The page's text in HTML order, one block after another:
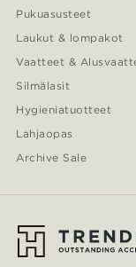
Pukuasusteet
Laukut & lompakot
Vaatteet &
Silmälasit
Hygieniatuotteet
Lahjaopas
Archive Sale